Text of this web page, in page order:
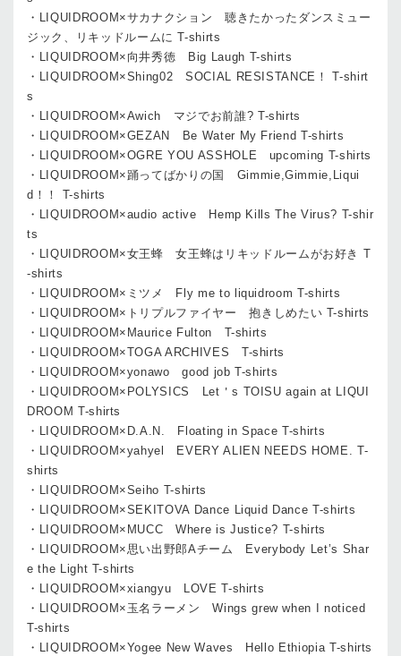
・LIQUIDROOM×サカナクション 聴きたかったダンスミュー
ジック、リキッドルームに T-shirts
・LIQUIDROOM×向井秀徳 Big Laugh T-shirts
・LIQUIDROOM×Shing02 SOCIAL RESISTANCE！ T-shirt
s
・LIQUIDROOM×Awich マジでお前誰? T-shirts
・LIQUIDROOM×GEZAN Be Water My Friend T-shirts
・LIQUIDROOM×OGRE YOU ASSHOLE upcoming T-shirts
・LIQUIDROOM×踊ってばかりの国 Gimmie,Gimmie,Liqui
d！！ T-shirts
・LIQUIDROOM×audio active Hemp Kills The Virus? T-shir
ts
・LIQUIDROOM×女王蜂 女王蜂はリキッドルームがお好き T
-shirts
・LIQUIDROOM×ミツメ Fly me to liquidroom T-shirts
・LIQUIDROOM×トリプルファイヤー 抱きしめたい T-shirts
・LIQUIDROOM×Maurice Fulton T-shirts
・LIQUIDROOM×TOGA ARCHIVES T-shirts
・LIQUIDROOM×yonawo good job T-shirts
・LIQUIDROOM×POLYSICS Let＇s TOISU again at LIQUI
DROOM T-shirts
・LIQUIDROOM×D.A.N. Floating in Space T-shirts
・LIQUIDROOM×yahyel EVERY ALIEN NEEDS HOME. T-
shirts
・LIQUIDROOM×Seiho T-shirts
・LIQUIDROOM×SEKITOVA Dance Liquid Dance T-shirts
・LIQUIDROOM×MUCC Where is Justice? T-shirts
・LIQUIDROOM×思い出野郎Aチーム Everybody Let’s Shar
e the Light T-shirts
・LIQUIDROOM×xiangyu LOVE T-shirts
・LIQUIDROOM×玉名ラーメン Wings grew when I noticed
T-shirts
・LIQUIDROOM×Yogee New Waves Hello Ethiopia T-shirts